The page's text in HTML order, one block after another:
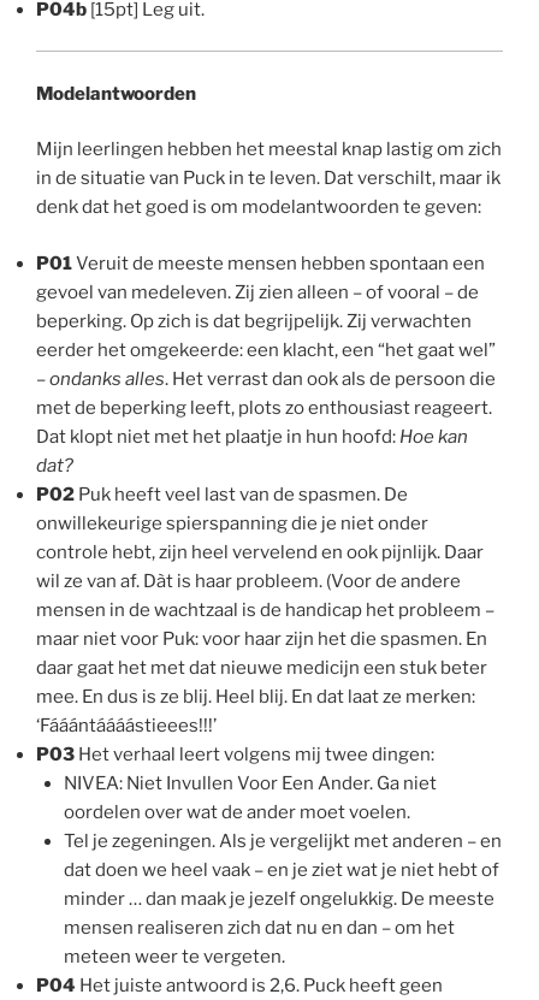
P04b [15pt] Leg uit.
Modelantwoorden
Mijn leerlingen hebben het meestal knap lastig om zich
in de situatie van Puck in te leven. Dat verschilt, maar ik
denk dat het goed is om modelantwoorden te geven:
P01Veruit de meeste mensen hebben spontaan een
gevoel van medeleven. Zij zien alleen – of vooral – de
beperking. Op zich is dat begrijpelijk. Zij verwachten
eerder het omgekeerde: een klacht, een “het gaat wel”
–ondanks alles. Het verrast dan ook als de persoon die
met de beperking leeft, plots zo enthousiast reageert.
Dat klopt niet met het plaatje in hun hoofd: Hoe kan
dat?
P02 Puk heeft veel last van de spasmen. De
onwillekeurige spierspanning die je niet onder
controle hebt, zijn heel vervelend en ook pijnlijk. Daar
wil ze van af. Dàt is haar probleem. (Voor de andere
mensen in de wachtzaal is de handicap het probleem –
maar niet voor Puk: voor haar zijn het die spasmen. En
daar gaat het met dat nieuwe medicijn een stuk beter
mee. En dus is ze blij. Heel blij. En dat laat ze merken:
‘Fááántáááástieees!!!’
P03 Het verhaal leert volgens mij twee dingen:
NIVEA: Niet Invullen Voor Een Ander. Ga niet
oordelen over wat de ander moet voelen.
Tel je zegeningen. Als je vergelijkt met anderen – en
dat doen we heel vaak – en je ziet wat je niet hebt of
minder … dan maak je jezelf ongelukkig. De meeste
mensen realiseren zich dat nu en dan – om het
meteen weer te vergeten.
P04 Het juiste antwoord is 2,6. Puck heeft geen